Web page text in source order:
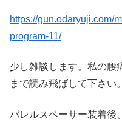
https://gun.odaryuji.com/
program-11/
少し雑談します。私の腰
まで読み飛ばして下さい。
バレルスペーサー装着後